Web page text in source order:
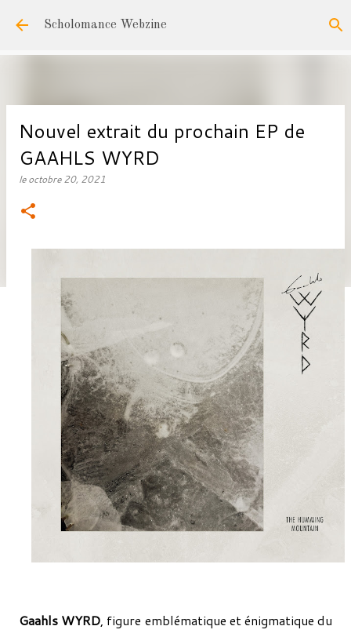
Accéder au contenu principal
Scholomance Webzine
Nouvel extrait du prochain EP de
GAAHLS WYRD
leoctobre 20, 2021
Gaahls WYRD, figure emblématique et énigmatique du